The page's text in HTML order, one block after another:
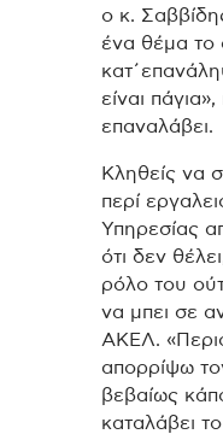
ο κ.
ένα θέμα το
είναι
επαναλάβει.
Κληθείς να
περί
Υπηρεσίας
ότι δεν
ρόλο του
να μπει σε
ΑΚΕΛ.
απορρίψω
βεβαίως
καταλάβει